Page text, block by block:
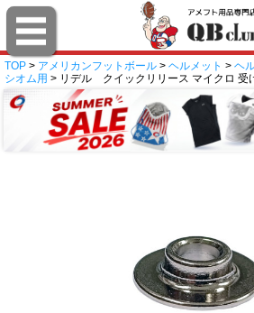
TOP > アメリカンフットボール > ヘルメット > ヘ
シオム用 > リデル クイックリリース マイクロ